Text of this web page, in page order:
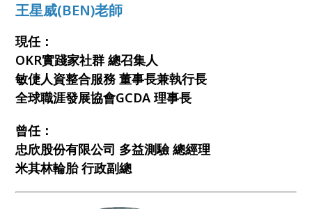
王星威(BEN)老師
現任：
OKR實踐家社群 總召集人
敏倢人資整合服務 董事長兼執行長
全球職涯發展協會GCDA 理事長
曾任：
忠欣股份有限公司 多益測驗 總經理
米其林輪胎 行政副總